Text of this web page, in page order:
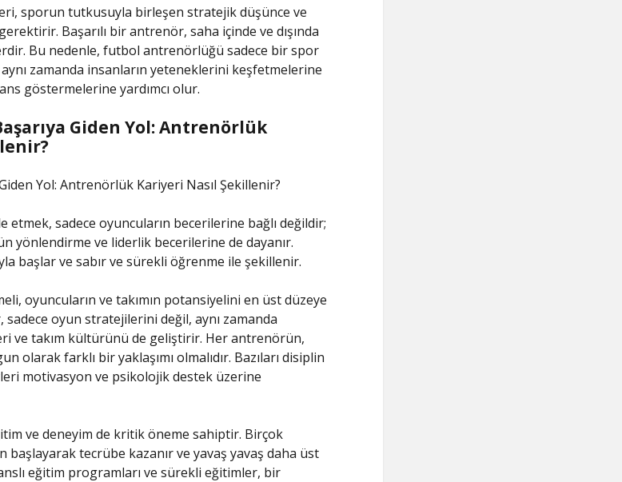
sporun tutkusuyla birleşen stratejik düşünce ve
Başarılı bir antrenör, saha içinde ve dışında
Bu nedenle, futbol antrenörlüğü sadece bir spor
zamanda insanların yeteneklerini keşfetmelerine
göstermelerine yardımcı olur.
Giden Yol: Antrenörlük
Yol: Antrenörlük Kariyeri Nasıl Şekillenir?
etmek, sadece oyuncuların becerilerine bağlı değildir;
yönlendirme ve liderlik becerilerine de dayanır.
başlar ve sabır ve sürekli öğrenme ile şekillenir.
oyuncuların ve takımın potansiyelini en üst düzeye
sadece oyun stratejilerini değil, aynı zamanda
ve takım kültürünü de geliştirir. Her antrenörün,
olarak farklı bir yaklaşımı olmalıdır. Bazıları disiplin
motivasyon ve psikolojik destek üzerine
ve deneyim de kritik öneme sahiptir. Birçok
tecrübe kazanır ve yavaş yavaş daha üst
eğitim programları ve sürekli eğitimler, bir